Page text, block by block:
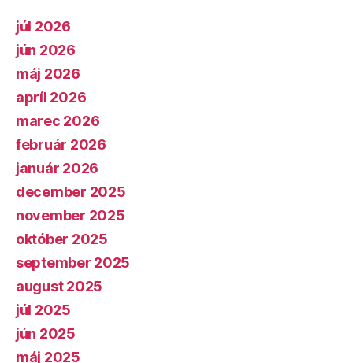
júl 2026
jún 2026
máj 2026
apríl 2026
marec 2026
február 2026
január 2026
december 2025
november 2025
október 2025
september 2025
august 2025
júl 2025
jún 2025
máj 2025